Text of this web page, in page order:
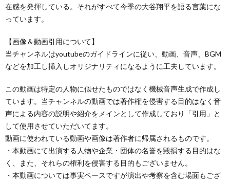
在感を発揮している。それがすべて今季の大谷翔平を語る言葉にな
っています。
【画像＆動画引用について】
当チャンネルはyoutubeのガイドラインに従い、動画、音声、BGM
などを加工し挿入しオリジナリティになるように工夫しています。
この動画は特定の人物に似せたものではなく機械音声生成で作成し
ています。当チャンネルの動画では著作権を侵害する目的はなく音
声による内容の説明や紹介をメインとして作成しており「引用」と
して使用させていただいてます。
動画に使われている動画や画像は著作者に帰属されるものです。
・本動画にて出演する人物や企業・団体の名誉を毀損する目的はな
く、また、それらの権利を侵害する目的もございません。
・本動画については事実ベースですが演出や考察を含む場面もござ